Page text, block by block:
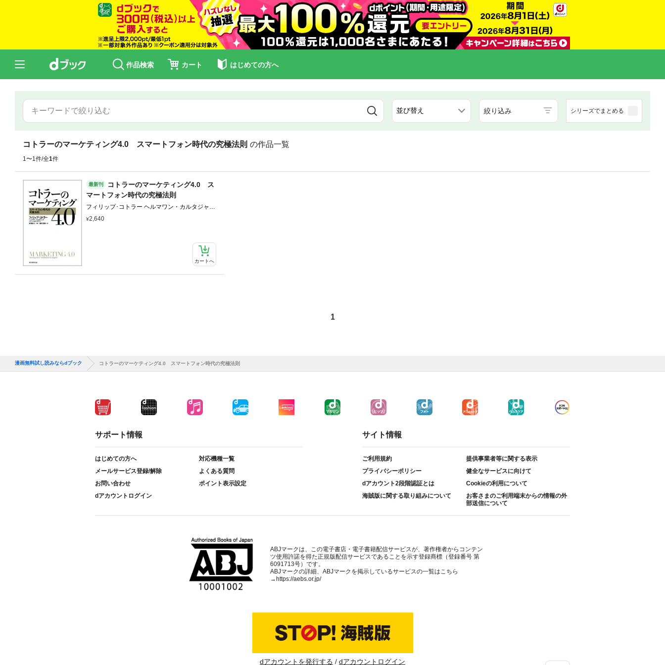
作品検索 カート はじめての方へ
絞り込み シリーズでまとめる
コトラーのマーケティング4.0 スマートフォン時代の究極法則 の作品一覧
1〜1件/全1件
最新刊
コトラーのマーケティング4.0 ス
マートフォン時代の究極法則
フィリップ･コトラー ヘルマワン・カルタジャヤ
イワン・セティアワン 恩藏直人 藤井清美
2,640
カートへ
1
漫画無料試し読みならdブック コトラーのマーケティング4.0 スマートフォン時代の究極法則
サポート情報
はじめての方へ
対応機種一覧
メールサービス登録/解除
よくある質問
お問い合わせ
ポイント表示設定
dアカウントログイン
サイト情報
ご利用規約
提供事業者等に関する表示
プライバシーポリシー
健全なサービスに向けて
dアカウント2段階認証とは
Cookieの利用について
海賊版に関する取り組みについて
お客さまのご利用端末からの情報の外
部送信について
ABJマークは、この電子書店・電子書籍配信サービスが、著作権者からコンテン
ツ使用許諾を得た正規版配信サービスであることを示す登録商標（登録番号 第
6091713号）です。
ABJマークの詳細、ABJマークを掲示しているサービスの一覧はこちら
→https://aebs.or.jp/
dアカウントを発行する dアカウントログイン